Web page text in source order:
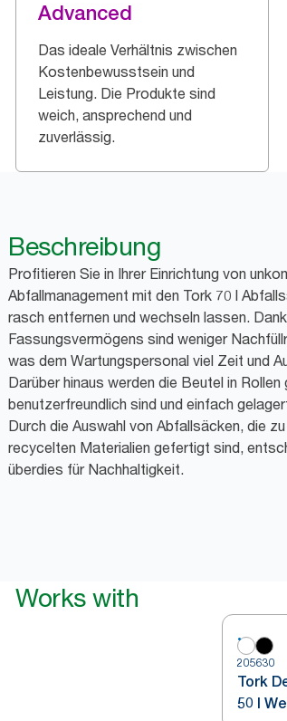
Advanced
Das ideale Verhältnis zwischen
Kostenbewusstsein und
Leistung. Die Produkte sind
weich, ansprechend und
zuverlässig.
Beschreibung
Profitieren Sie in Ihrer Einrichtung von
Abfallmanagement mit den Tork 70 l
rasch entfernen und wechseln lassen.
Fassungsvermögens sind weniger
was dem Wartungspersonal viel Zeit und
Darüber hinaus werden die Beutel in Rollen
benutzerfreundlich sind und einfach
Durch die Auswahl von Abfallsäcken, die
recycelten Materialien gefertigt sind,
überdies für Nachhaltigkeit.
Works with
205630
Tork
50 l